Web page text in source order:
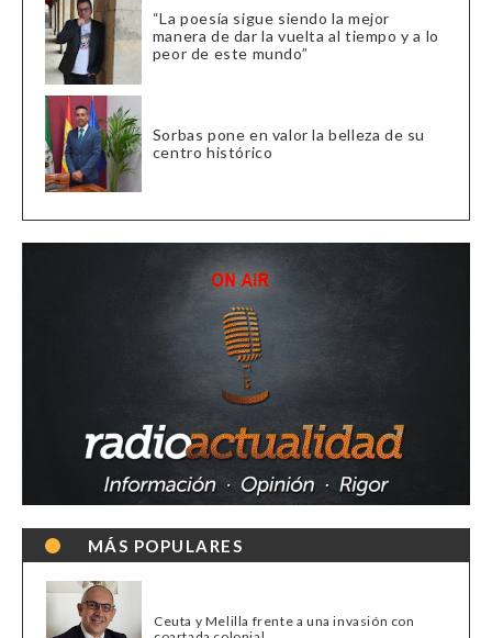
“La poesía sigue siendo la mejor
manera de dar la vuelta al tiempo y a lo
peor de este mundo”
Sorbas pone en valor la belleza de su
centro histórico
MÁS POPULARES
Ceuta y Melilla frente a una invasión con